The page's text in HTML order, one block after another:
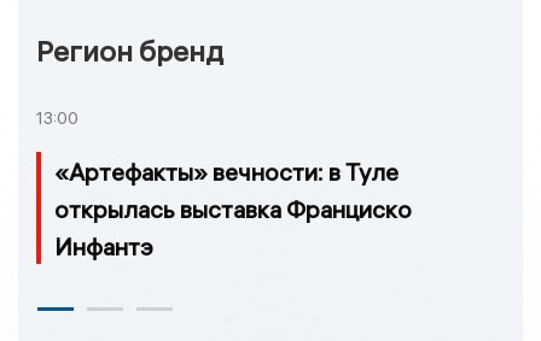
Регион бренд
13:00
«Артефакты» вечности: в Туле
открылась выставка Франциско
Инфантэ